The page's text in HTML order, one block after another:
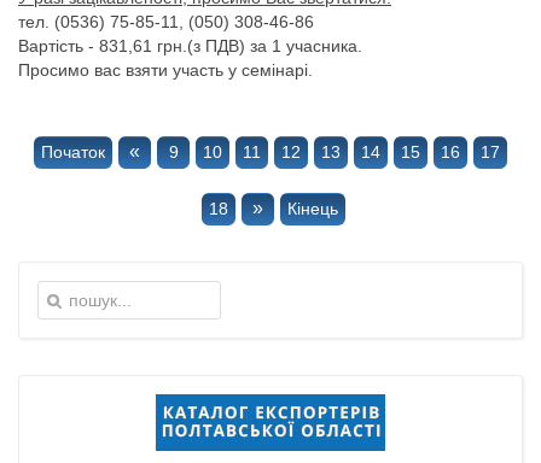
тел. (0536) 75-85-11, (050) 308-46-86
Вартість - 831,61 грн.(з ПДВ) за 1 учасника.
Просимо вас взяти участь у семінарі.
Початок « 9 10 11 12 13 14 15 16 17
18 » Кінець